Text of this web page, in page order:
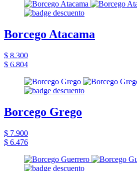
Borcego Atacama
$ 8.300
$ 6.804
Borcego Grego
$ 7.900
$ 6.476